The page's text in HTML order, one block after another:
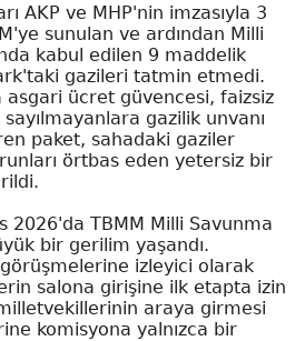
AKP ve MHP'nin imzasıyla 3
sunulan ve ardından Milli
kabul edilen 9 maddelik
gazileri tatmin etmedi.
asgari ücret güvencesi, faizsiz
gazilik unvanı
paket, sahadaki gaziler
örtbas eden yetersiz bir
2026'da TBMM Milli Savunma
bir gerilim yaşandı.
izleyici olarak
salona girişine ilk etapta izin
araya girmesi
komisyona yalnızca bir